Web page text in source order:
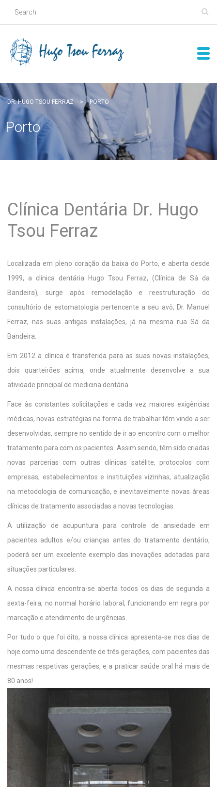
DR. HUGO TSOU FERRAZ > PORTO
Porto
Clínica Dentária Dr. Hugo
Tsou Ferraz
Localizada em pleno coração da baixa do Porto, e aberta desde
1999, a clínica dentária Hugo Tsou Ferraz, (Clínica de Sá da
Bandeira), surge após remodelação e reestruturação do
consultório de estomatologia pertencente a seu avô, Dr. Manuel
Ferraz, nas suas antigas instalações, já na mesma rua Sá da
Bandeira.
Em 2012 a clínica é transferida para as suas novas instalações,
dois quarteirões acima, onde atualmente desenvolve a sua
atividade principal de medicina dentária.
Face às constantes solicitações e cada vez maiores exigências
médicas, novas estratégias na forma de trabalhar têm vindo a ser
desenvolvidas, sempre no sentido de ir ao encontro com o melhor
tratamento para com os pacientes. Assim sendo, têm sido criadas
novas parcerias com outras clínicas satélite, protocolos com
empresas, estabelecimentos e instituições vizinhas, atualização
na metodologia de comunicação, e inevitavelmente novas áreas
clínicas de tratamento associadas a novas tecnologias.
A utilização de acupuntura para controle de ansiedade em
pacientes adultos e/ou crianças antes do tratamento dentário,
poderá ser um excelente exemplo das inovações adotadas para
situações particulares.
A nossa clínica encontra-se aberta todos os dias de segunda a
sexta-feira, no normal horário laboral, funcionando em regra por
marcação e atendimento de urgências.
Por tudo o que foi dito, a nossa clínica apresenta-se nos dias de
hoje como uma descendente de três gerações, com pacientes das
mesmas respetivas gerações, e a praticar saúde oral há mais de
80 anos!